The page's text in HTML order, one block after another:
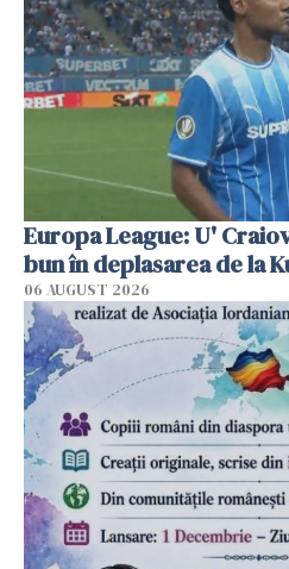
Europa League: U'
bun în deplasarea de la
06 AUGUST 2026